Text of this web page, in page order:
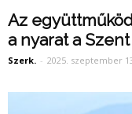
Az
a nyarat a
Szerk. - 2025. szeptember